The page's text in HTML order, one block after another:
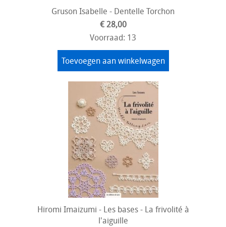
Gruson Isabelle - Dentelle Torchon
€ 28,00
Voorraad: 13
Toevoegen aan winkelwagen
Hiromi Imaizumi - Les bases - La frivolité à
l'aiguille